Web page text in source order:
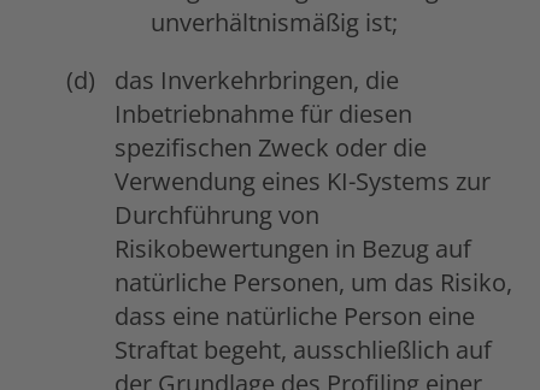
unverhältnismäßig ist;
das Inverkehrbringen, die
Inbetriebnahme für diesen
spezifischen Zweck oder die
Verwendung eines KI-Systems zur
Durchführung von
Risikobewertungen in Bezug auf
natürliche Personen, um das Risiko,
dass eine natürliche Person eine
Straftat begeht, ausschließlich auf
der Grundlage des Profiling einer